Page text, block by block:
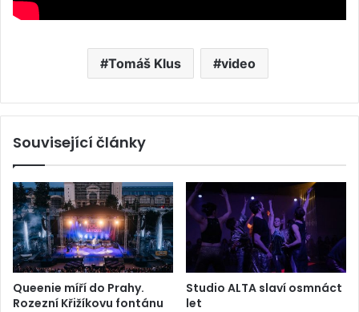
Tomáš Klus video
Související články
Queenie míří do Prahy.
Rozezní Křižíkovu fontánu
Studio ALTA slaví osmnáct
let